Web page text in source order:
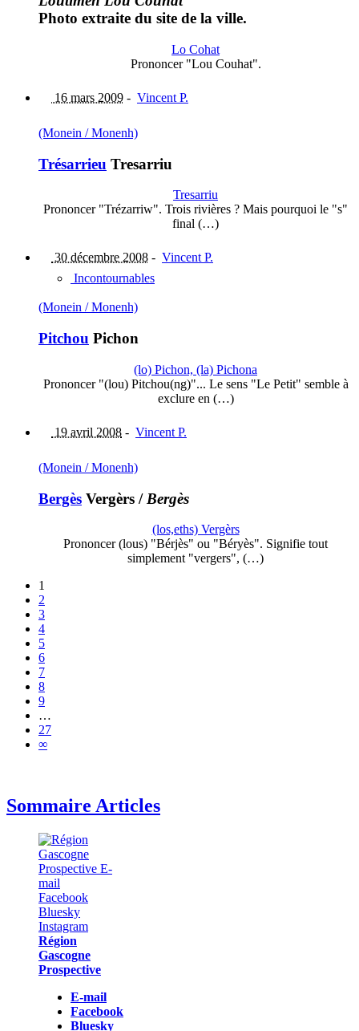
Photo extraite du site de la ville.
Lo Cohat
Prononcer "Lou Couhat".
16 mars 2009 - Vincent P.
(Monein / Monenh)
Trésarrieu Tresarriu
Tresarriu
Prononcer "Trézarriw". Trois rivières ? Mais pourquoi le "s"
final (…)
30 décembre 2008 - Vincent P.
Incontournables
(Monein / Monenh)
Pitchou Pichon
(lo) Pichon, (la) Pichona
Prononcer "(lou) Pitchou(ng)"... Le sens "Le Petit" semble à
exclure en (…)
19 avril 2008 - Vincent P.
(Monein / Monenh)
Bergès Vergèrs / Bergès
(los,eths) Vergèrs
Prononcer (lous) "Bérjès" ou "Béryès". Signifie tout
simplement "vergers", (…)
1
2
3
4
5
6
7
8
9
…
27
∞
Sommaire Articles
Région
Gascogne
Prospective
E-mail
Facebook
Bluesky